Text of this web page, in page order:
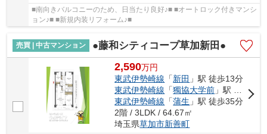
■南向きバルコニーのため、日当たり良好♪■ ■オートロック付きマンシ
ョン♪■ ■新規内装リフォーム♪■
売買 | 中古マンション ●藤和シティコープ草加新田●
2,590万円
東武伊勢崎線 「新田 」駅 徒歩13分
東武伊勢崎線 「獨協大学前 」駅 徒歩23分
東武伊勢崎線 「蒲生 」駅 徒歩35分
2階 / 3LDK / 64.67㎡
埼玉県草加市新善町